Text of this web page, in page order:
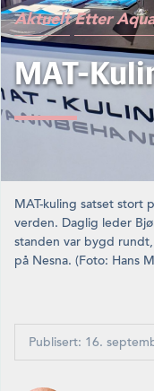
Aktuelt Etter
MAT-
MAT-kuling satset stort
verden. Daglig leder
standen var bygd
på Nesna. (Foto: Hans
Publisert: 16.